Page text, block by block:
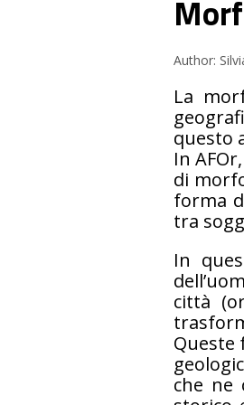
Author:
La
questo
In
di
forma
tra
In
città
Queste
che ne